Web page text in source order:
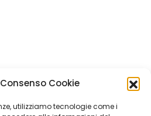
Cookie
utilizziamo tecnologie come i
in questo sito hanno